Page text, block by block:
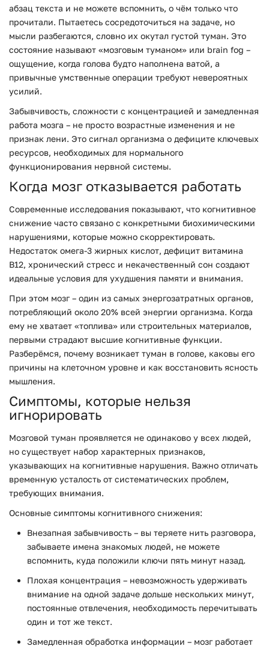
абзац текста и не можете вспомнить, о чём только что
прочитали. Пытаетесь сосредоточиться на задаче, но
мысли разбегаются, словно их окутал густой туман. Это
состояние называют «мозговым туманом» или brain fog –
ощущение, когда голова будто наполнена ватой, а
привычные умственные операции требуют невероятных
усилий.
Забывчивость, сложности с концентрацией и замедленная
работа мозга – не просто возрастные изменения и не
признак лени. Это сигнал организма о дефиците ключевых
ресурсов, необходимых для нормального
функционирования нервной системы.
Когда мозг отказывается работать
Современные исследования показывают, что когнитивное
снижение часто связано с конкретными биохимическими
нарушениями, которые можно скорректировать.
Недостаток омега-3 жирных кислот, дефицит витамина
B12, хронический стресс и некачественный сон создают
идеальные условия для ухудшения памяти и внимания.
При этом мозг – один из самых энергозатратных органов,
потребляющий около 20% всей энергии организма. Когда
ему не хватает «топлива» или строительных материалов,
первыми страдают высшие когнитивные функции.
Разберёмся, почему возникает туман в голове, каковы его
причины на клеточном уровне и как восстановить ясность
мышления.
Симптомы, которые нельзя
игнорировать
Мозговой туман проявляется не одинаково у всех людей,
но существует набор характерных признаков,
указывающих на когнитивные нарушения. Важно отличать
временную усталость от систематических проблем,
требующих внимания.
Основные симптомы когнитивного снижения:
Внезапная забывчивость – вы теряете нить разговора,
забываете имена знакомых людей, не можете
вспомнить, куда положили ключи пять минут назад.
Плохая концентрация – невозможность удерживать
внимание на одной задаче дольше нескольких минут,
постоянные отвлечения, необходимость перечитывать
один и тот же текст.
Замедленная обработка информации – мозг работает